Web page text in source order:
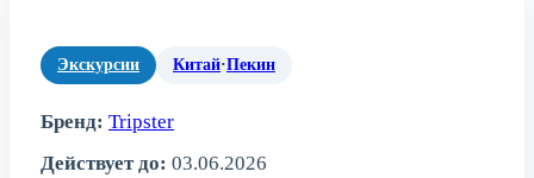
Экскурсии Китай·Пекин
Бренд: Tripster
Действует до: 03.06.2026